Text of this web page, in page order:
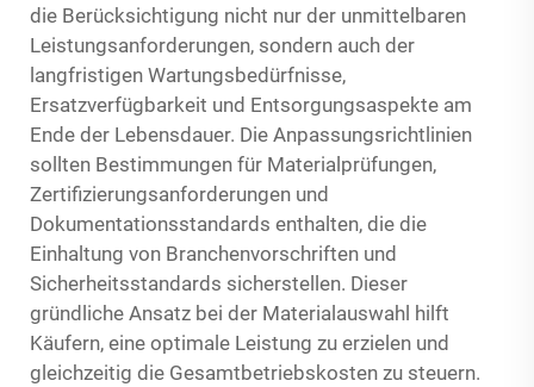
die Berücksichtigung nicht nur der unmittelbaren
Leistungsanforderungen, sondern auch der
langfristigen Wartungsbedürfnisse,
Ersatzverfügbarkeit und Entsorgungsaspekte am
Ende der Lebensdauer. Die Anpassungsrichtlinien
sollten Bestimmungen für Materialprüfungen,
Zertifizierungsanforderungen und
Dokumentationsstandards enthalten, die die
Einhaltung von Branchenvorschriften und
Sicherheitsstandards sicherstellen. Dieser
gründliche Ansatz bei der Materialauswahl hilft
Käufern, eine optimale Leistung zu erzielen und
gleichzeitig die Gesamtbetriebskosten zu steuern.